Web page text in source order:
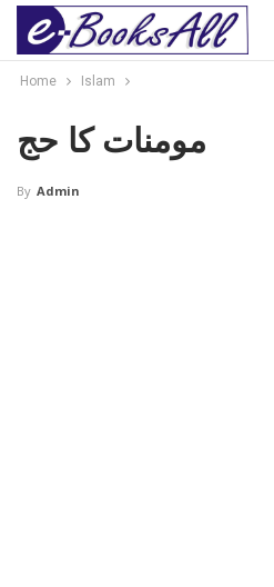
Home Islam
مومنات کا حج
By Admin